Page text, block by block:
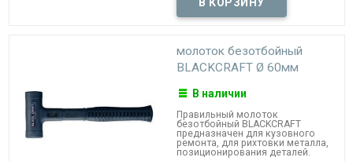
молоток безотбойный
BLACKCRAFT Ø 60мм
В наличии
Правильный молоток
безотбойный BLACKCRAFT
предназначен для кузовного
ремонта, для рихтовки металла,
позиционирования деталей.